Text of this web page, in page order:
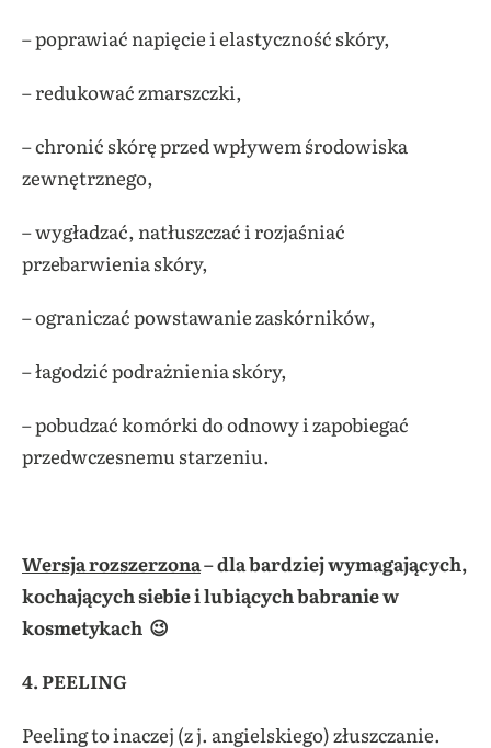
– poprawiać napięcie i elastyczność skóry,
– redukować zmarszczki,
– chronić skórę przed wpływem środowiska
zewnętrznego,
– wygładzać, natłuszczać i rozjaśniać
przebarwienia skóry,
– ograniczać powstawanie zaskórników,
– łagodzić podrażnienia skóry,
– pobudzać komórki do odnowy i zapobiegać
przedwczesnemu starzeniu.
Wersja rozszerzona– dla bardziej wymagających,
kochających siebie i lubiących babranie w
kosmetykach 😉
4. PEELING
Peeling to inaczej (z j. angielskiego) złuszczanie.